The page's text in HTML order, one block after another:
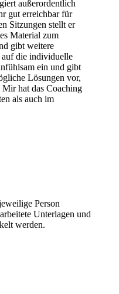
außerordentlich
gut erreichbar für
Sitzungen stellt er
Material zum
gibt weitere
die individuelle
ein und gibt
Lösungen vor,
hat das Coaching
als auch im
Person
Unterlagen und
werden.